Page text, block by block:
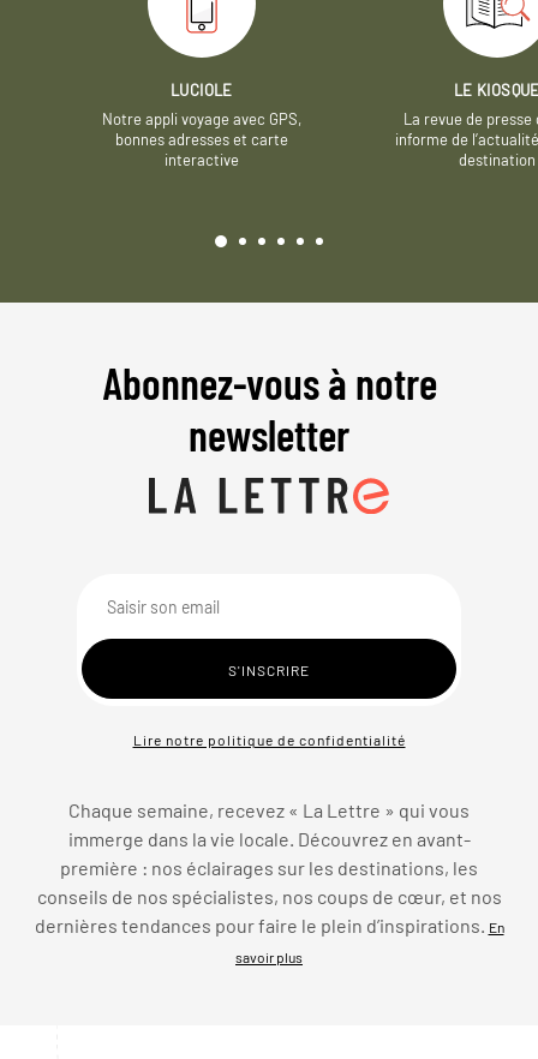
LUCIOLE
Notre appli voyage avec GPS,
bonnes adresses et carte
interactive
LE
La revue de presse
informe de
destination
Abonnez-vous à notre
newsletter
Lire notre politique de confidentialité
Chaque semaine, recevez « La Lettre » qui vous
immerge dans la vie locale. Découvrez en avant-
première : nos éclairages sur les destinations, les
conseils de nos spécialistes, nos coups de cœur, et nos
dernières tendances pour faire le plein d’inspirations.
En
savoir plus